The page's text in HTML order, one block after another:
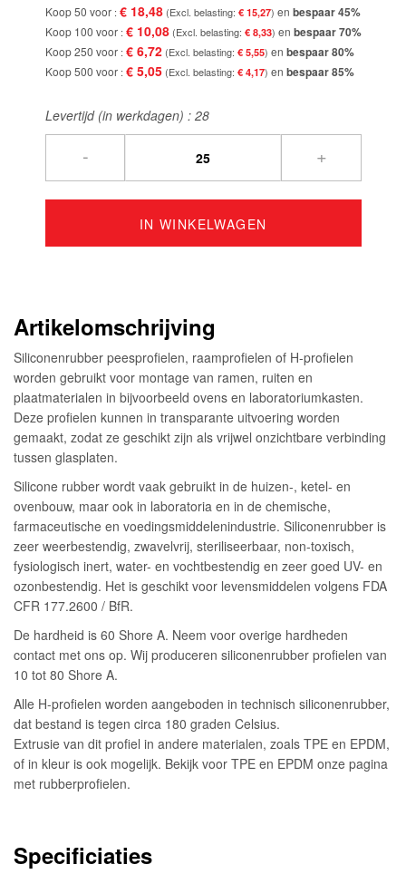
Koop 50 voor € 18,48 € 15,27 en bespaar45%
Koop 100 voor € 10,08 € 8,33 en bespaar70%
Koop 250 voor € 6,72 € 5,55 en bespaar80%
Koop 500 voor € 5,05 € 4,17 en bespaar85%
Levertijd (in werkdagen) : 28
- +
IN WINKELWAGEN
Artikelomschrijving
Siliconenrubber peesprofielen, raamprofielen of H-profielen
worden gebruikt voor montage van ramen, ruiten en
plaatmaterialen in bijvoorbeeld ovens en laboratoriumkasten.
Deze profielen kunnen in transparante uitvoering worden
gemaakt, zodat ze geschikt zijn als vrijwel onzichtbare verbinding
tussen glasplaten.
Silicone rubber wordt vaak gebruikt in de huizen-, ketel- en
ovenbouw, maar ook in laboratoria en in de chemische,
farmaceutische en voedingsmiddelenindustrie. Siliconenrubber is
zeer weerbestendig, zwavelvrij, steriliseerbaar, non-toxisch,
fysiologisch inert, water- en vochtbestendig en zeer goed UV- en
ozonbestendig. Het is geschikt voor levensmiddelen volgens FDA
CFR 177.2600 / BfR.
De hardheid is 60 Shore A. Neem voor overige hardheden
contact met ons op. Wij produceren siliconenrubber profielen van
10 tot 80 Shore A.
Alle H-profielen worden aangeboden in technisch siliconenrubber,
dat bestand is tegen circa 180 graden Celsius.
Extrusie van dit profiel in andere materialen, zoals TPE en EPDM,
of in kleur is ook mogelijk. Bekijk voor TPE en EPDM onze pagina
met rubberprofielen.
Specificiaties